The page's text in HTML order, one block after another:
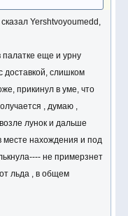
Yershtvoyoumedd,
палатке еще и урну
доставкой, слишком
прикинул в уме, что
, думаю ,
лунок и дальше
месте нахождения и под
не примерзнет
льда , в общем